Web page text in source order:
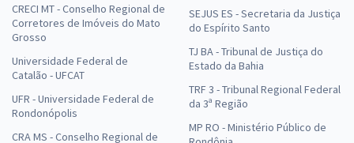
CRECI MT - Conselho Regional de
Corretores de Imóveis do Mato
Grosso
Universidade Federal de
Catalão - UFCAT
UFR - Universidade Federal de
Rondonópolis
CRA MS - Conselho Regional de
SEJUS ES - Secretaria da Justiça
do Espírito Santo
TJ BA - Tribunal de Justiça do
Estado da Bahia
TRF 3 - Tribunal Regional Federal
da 3ª Região
MP RO - Ministério Público de